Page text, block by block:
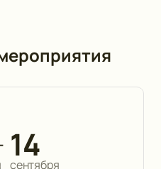
14
сентября